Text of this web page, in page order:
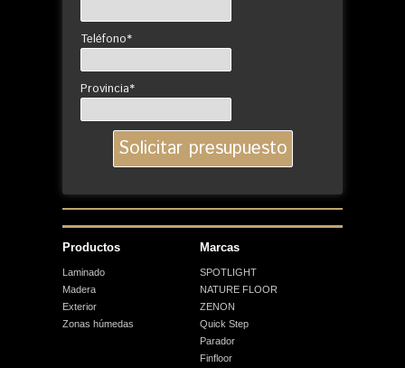
Teléfono*
Provincia*
Productos
Laminado
Madera
Exterior
Zonas húmedas
Marcas
SPOTLIGHT
NATURE FLOOR
ZENON
Quick Step
Parador
Finfloor